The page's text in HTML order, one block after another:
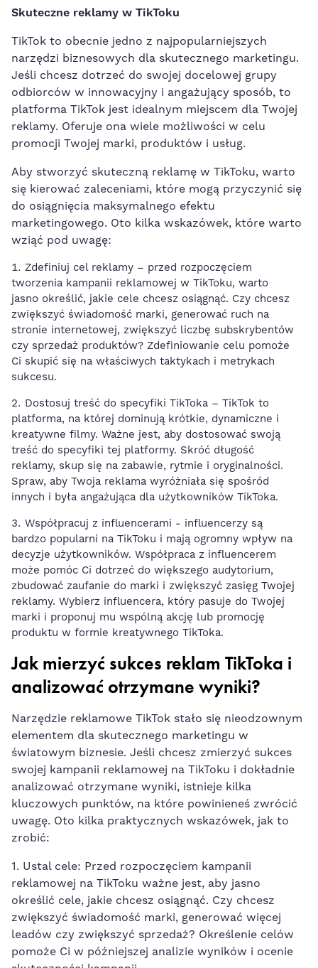
Skuteczne reklamy w TikToku
TikTok⁢ to⁣ obecnie jedno‌ z najpopularniejszych
narzędzi biznesowych dla skutecznego marketingu.
Jeśli chcesz dotrzeć ‌do swojej⁣ docelowej grupy
odbiorców w‍ innowacyjny i ​angażujący sposób, to
platforma TikTok jest idealnym miejscem dla Twojej
reklamy. Oferuje ona wiele możliwości w celu
promocji Twojej marki, ⁢produktów i usług.
Aby stworzyć skuteczną reklamę w TikToku,⁢ warto
się kierować zaleceniami, które​ mogą ‌przyczynić się
do osiągnięcia maksymalnego efektu
marketingowego.⁣ Oto kilka wskazówek, które warto
wziąć pod uwagę:
Zdefiniuj cel reklamy – przed rozpoczęciem
tworzenia kampanii reklamowej w TikToku, warto
jasno określić, jakie cele chcesz osiągnąć. Czy chcesz
zwiększyć świadomość marki, generować ruch na
stronie ‍internetowej, zwiększyć liczbę subskrybentów
czy sprzedaż produktów? Zdefiniowanie celu​ pomoże
Ci skupić się na właściwych taktykach ⁤i metrykach
sukcesu.
Dostosuj‍ treść do specyfiki TikToka⁣ – TikTok to
platforma, na której dominują krótkie, dynamiczne i
kreatywne filmy. Ważne jest, aby ‍dostosować swoją
treść do specyfiki tej⁤ platformy. Skróć długość
‍reklamy,​ skup się⁢ na zabawie, rytmie i oryginalności.
Spraw, ⁢aby Twoja reklama wyróżniała się spośród‍
innych ​i była angażująca⁣ dla użytkowników TikToka.
Współpracuj z influencerami -⁢ influencerzy są
bardzo ⁢popularni‌ na TikToku⁣ i mają ogromny wpływ⁣ na
decyzje użytkowników. Współpraca z influencerem
może pomóc Ci dotrzeć do większego audytorium,
zbudować zaufanie do ‌marki i zwiększyć zasięg Twojej
reklamy. Wybierz influencera, ‌który pasuje do Twojej
marki i⁤ proponuj mu ‍wspólną‌ akcję lub promocję
produktu w formie⁤ kreatywnego TikToka.
Jak mierzyć sukces reklam TikToka i
analizować otrzymane wyniki?
Narzędzie reklamowe TikTok stało się nieodzownym
elementem dla skutecznego marketingu w
światowym biznesie. Jeśli chcesz zmierzyć sukces
swojej kampanii reklamowej na TikToku i dokładnie
analizować otrzymane wyniki, istnieje kilka
kluczowych‌ punktów, na które⁢ powinieneś zwrócić
uwagę. Oto kilka praktycznych wskazówek, jak to
zrobić:
1. Ustal cele: Przed rozpoczęciem kampanii
reklamowej ⁢na⁤ TikToku ważne jest, aby⁣ jasno
określić ‍cele, jakie chcesz osiągnąć. Czy chcesz
zwiększyć świadomość marki, generować więcej
leadów czy zwiększyć ​sprzedaż?⁤ Określenie celów
pomoże Ci w późniejszej analizie wyników i ocenie